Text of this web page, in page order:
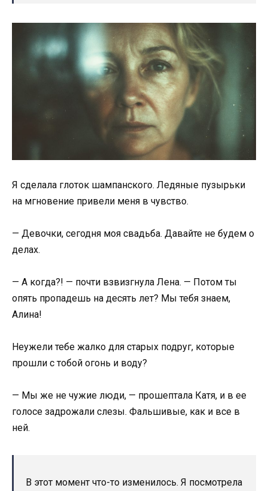
Я сделала глоток шампанского. Ледяные пузырьки
на мгновение привели меня в чувство.
— Девочки, сегодня моя свадьба. Давайте не будем о
делах.
— А когда?! — почти взвизгнула Лена. — Потом ты
опять пропадешь на десять лет? Мы тебя знаем,
Алина!
Неужели тебе жалко для старых подруг, которые
прошли с тобой огонь и воду?
— Мы же не чужие люди, — прошептала Катя, и в ее
голосе задрожали слезы. Фальшивые, как и все в
ней.
В этот момент что-то изменилось. Я посмотрела